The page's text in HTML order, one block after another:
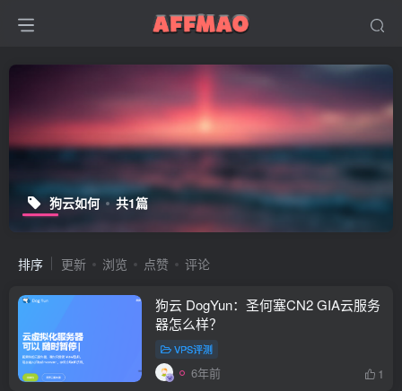
狗云如何 共1篇
排序 更新 浏览 点赞 评论
狗云 DogYun：圣何塞CN2 GIA云服务
器怎么样？
VPS评测
6年前 1